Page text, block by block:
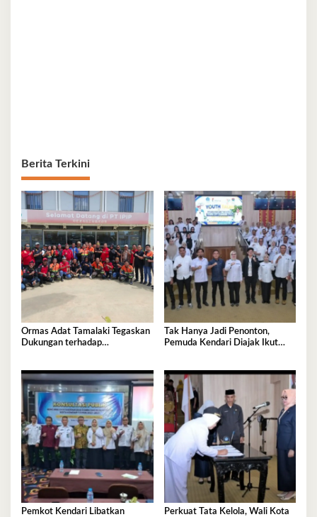
Berita Terkini
Ormas Adat Tamalaki Tegaskan
Dukungan terhadap
Tak Hanya Jadi Penonton,
Pemuda Kendari Diajak Ikut
Pemkot Kendari Libatkan
Perkuat Tata Kelola, Wali Kota